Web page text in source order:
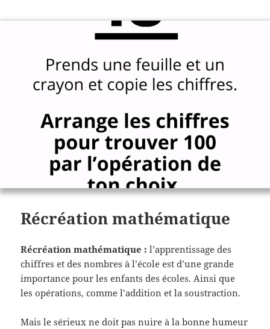
Récréation mathématique
Récréation mathématique : l’apprentissage des
chiffres et des nombres à l’école est d’une grande
importance pour les enfants des écoles. Ainsi que
les opérations, comme l’addition et la soustraction.
Mais le sérieux ne doit pas nuire à la bonne humeur